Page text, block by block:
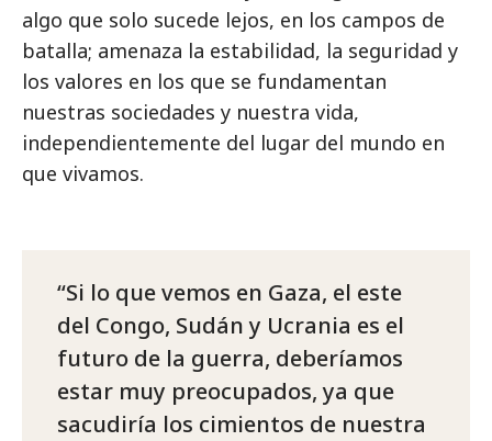
algo que solo sucede lejos, en los campos de
batalla; amenaza la estabilidad, la seguridad y
los valores en los que se fundamentan
nuestras sociedades y nuestra vida,
independientemente del lugar del mundo en
que vivamos.
Si lo que vemos en Gaza, el este
del Congo, Sudán y Ucrania es el
futuro de la guerra, deberíamos
estar muy preocupados, ya que
sacudiría los cimientos de nuestra